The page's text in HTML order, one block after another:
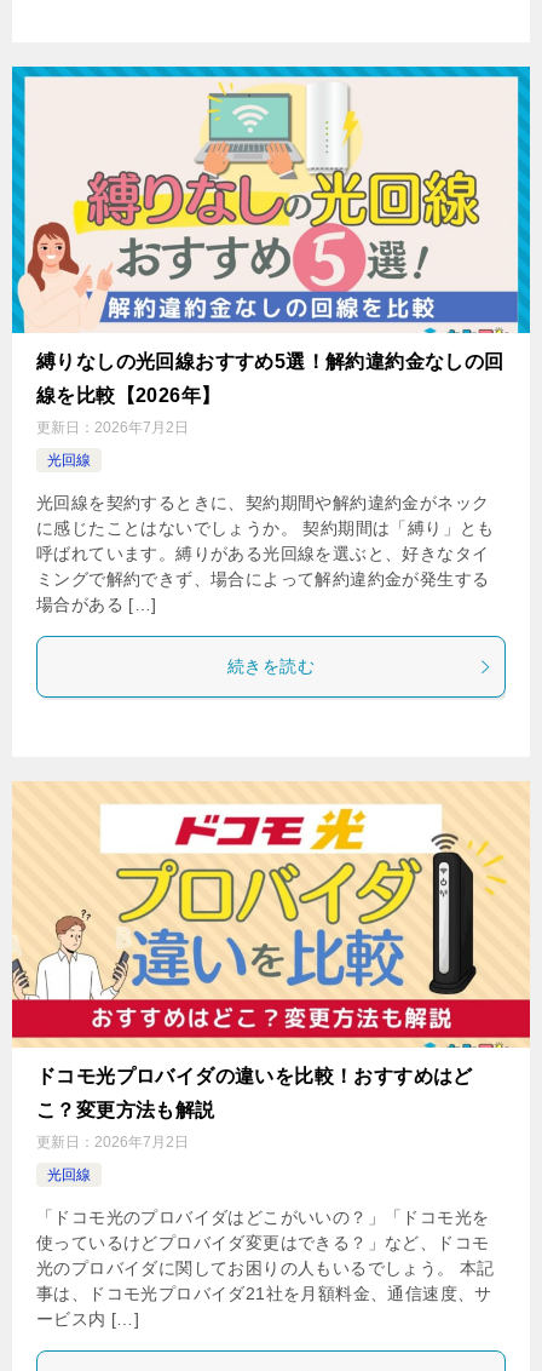
縛りなしの光回線おすすめ5選！解約違約金なしの回
線を比較【2026年】
更新日： 2026年7月2日
光回線
光回線を契約するときに、契約期間や解約違約金がネック
に感じたことはないでしょうか。 契約期間は「縛り」とも
呼ばれています。縛りがある光回線を選ぶと、好きなタイ
ミングで解約できず、場合によって解約違約金が発生する
場合がある […]
続きを読む
ドコモ光プロバイダの違いを比較！おすすめはど
こ？変更方法も解説
更新日： 2026年7月2日
光回線
「ドコモ光のプロバイダはどこがいいの？」「ドコモ光を
使っているけどプロバイダ変更はできる？」など、ドコモ
光のプロバイダに関してお困りの人もいるでしょう。 本記
事は、ドコモ光プロバイダ21社を月額料金、通信速度、サ
ービス内 […]